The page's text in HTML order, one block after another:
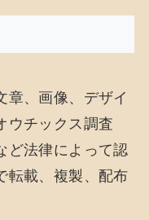
章、画像、デザイ
ウチックス調査
ど法律によって認
転載、複製、配布